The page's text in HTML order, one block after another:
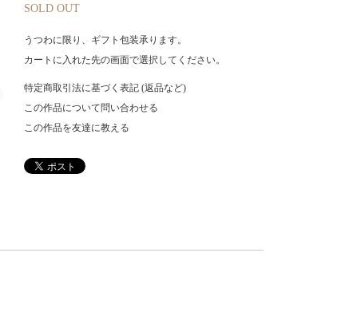
SOLD OUT
うつわに限り、ギフト包装承ります。
カートに入れた先の画面で選択してください。
特定商取引法に基づく表記 (返品など)
この作品について問い合わせる
この作品を友達に教える